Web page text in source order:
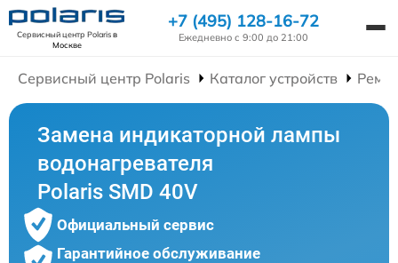
Сервисный центр Polarisв
Москве
+7 (495) 128-16-72
Ежедневно с 9:00 до 21:00
Сервисный центр Polaris Каталог устройств
Замена индикаторной лампы
водонагревателя
Polaris SMD 40V
Официальный сервис
Гарантийное обслуживание